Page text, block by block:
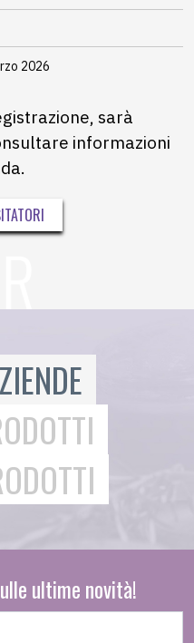
2026
sarà
informazioni
ultime novità!